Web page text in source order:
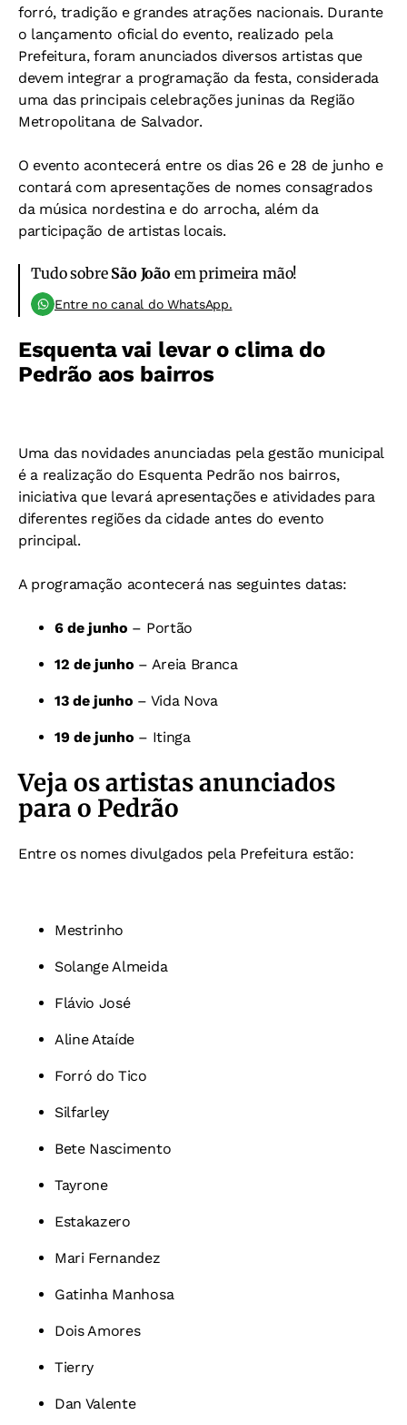
forró, tradição e grandes atrações nacionais. Durante
o lançamento oficial do evento, realizado pela
Prefeitura, foram anunciados diversos artistas que
devem integrar a programação da festa, considerada
uma das principais celebrações juninas da Região
Metropolitana de Salvador.
O evento acontecerá entre os dias 26 e 28 de junho e
contará com apresentações de nomes consagrados
da música nordestina e do arrocha, além da
participação de artistas locais.
Tudo sobre São João em primeira mão!
Entre no canal do WhatsApp.
Esquenta vai levar o clima do
Pedrão aos bairros
Uma das novidades anunciadas pela gestão municipal
é a realização do Esquenta Pedrão nos bairros,
iniciativa que levará apresentações e atividades para
diferentes regiões da cidade antes do evento
principal.
A programação acontecerá nas seguintes datas:
6 de junho – Portão
12 de junho – Areia Branca
13 de junho – Vida Nova
19 de junho – Itinga
Veja os artistas anunciados
para o Pedrão
Entre os nomes divulgados pela Prefeitura estão:
Mestrinho
Solange Almeida
Flávio José
Aline Ataíde
Forró do Tico
Silfarley
Bete Nascimento
Tayrone
Estakazero
Mari Fernandez
Gatinha Manhosa
Dois Amores
Tierry
Dan Valente